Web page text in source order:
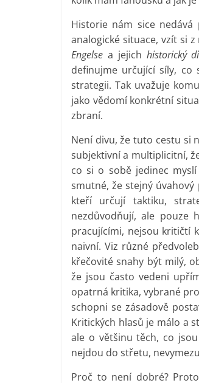
Historie nám sice
analogické situace, vzít si
Engelse a jejich historický
definujme určující síly, co
strategii. Tak uvažuje
jako vědomí konkrétní
zbraní.
Není divu, že tuto cestu si
subjektivní a multiplicitní,
co si o sobě jedinec
smutné, že stejný
kteří určují taktiku,
nezdůvodňují, ale pouze
pracujícími, nejsou kritičtí
naivní. Viz různé
křečovité snahy být milý,
že jsou často vedeni
opatrná kritika, vybrané
schopni se zásadově
Kritických hlasů je málo a
ale o většinu těch, co
nejdou do střetu,
Proč to není dobré?